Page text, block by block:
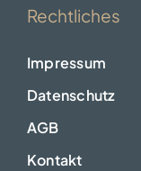
Rechtliches
Impressum
Datenschutz
AGB
Kontakt